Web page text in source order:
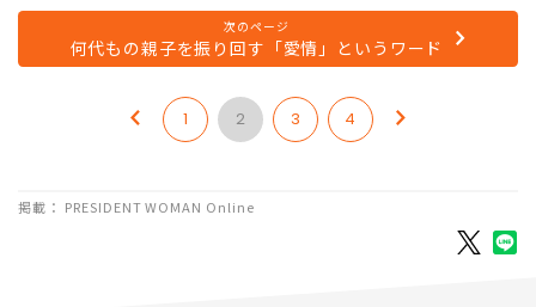
出典＝『子育てを変えれば脳が変わる こうすれば脳は健康
次のページ
何代もの親子を振り回す「愛情」というワード